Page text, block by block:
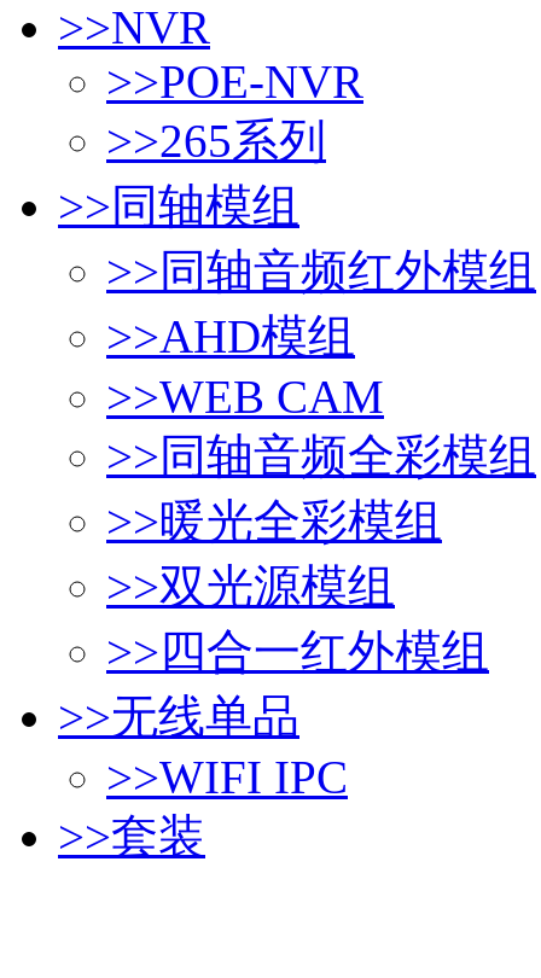
>>NVR
>>POE-NVR
>>265系列
>>同轴模组
>>同轴音频红外模组
>>AHD模组
>>WEB CAM
>>同轴音频全彩模组
>>暖光全彩模组
>>双光源模组
>>四合一红外模组
>>无线单品
>>WIFI IPC
>>套装